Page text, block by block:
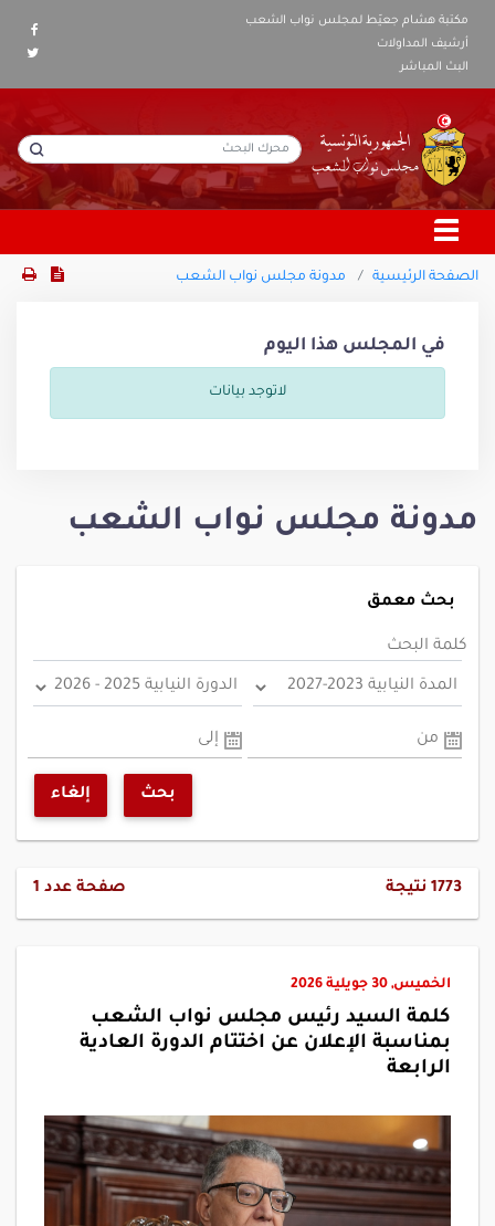
مكتبة هشام جعيّط لمجلس نواب الشعب
أرشيف المداولات
البث المباشر
الصفحة الرئيسية مدونة مجلس نواب الشعب
في المجلس هذا اليوم
لاتوجد بيانات
مدونة مجلس نواب الشعب
بحث معمق
كلمة البحث
من إلى
بحث إلغاء
1773 نتيجة صفحة عدد 1
الخميس, 30 جويلية 2026
كلمة السيد رئيس مجلس نواب الشعب
بمناسبة الإعلان عن اختتام الدورة العادية
الرابعة